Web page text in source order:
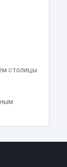
столицы